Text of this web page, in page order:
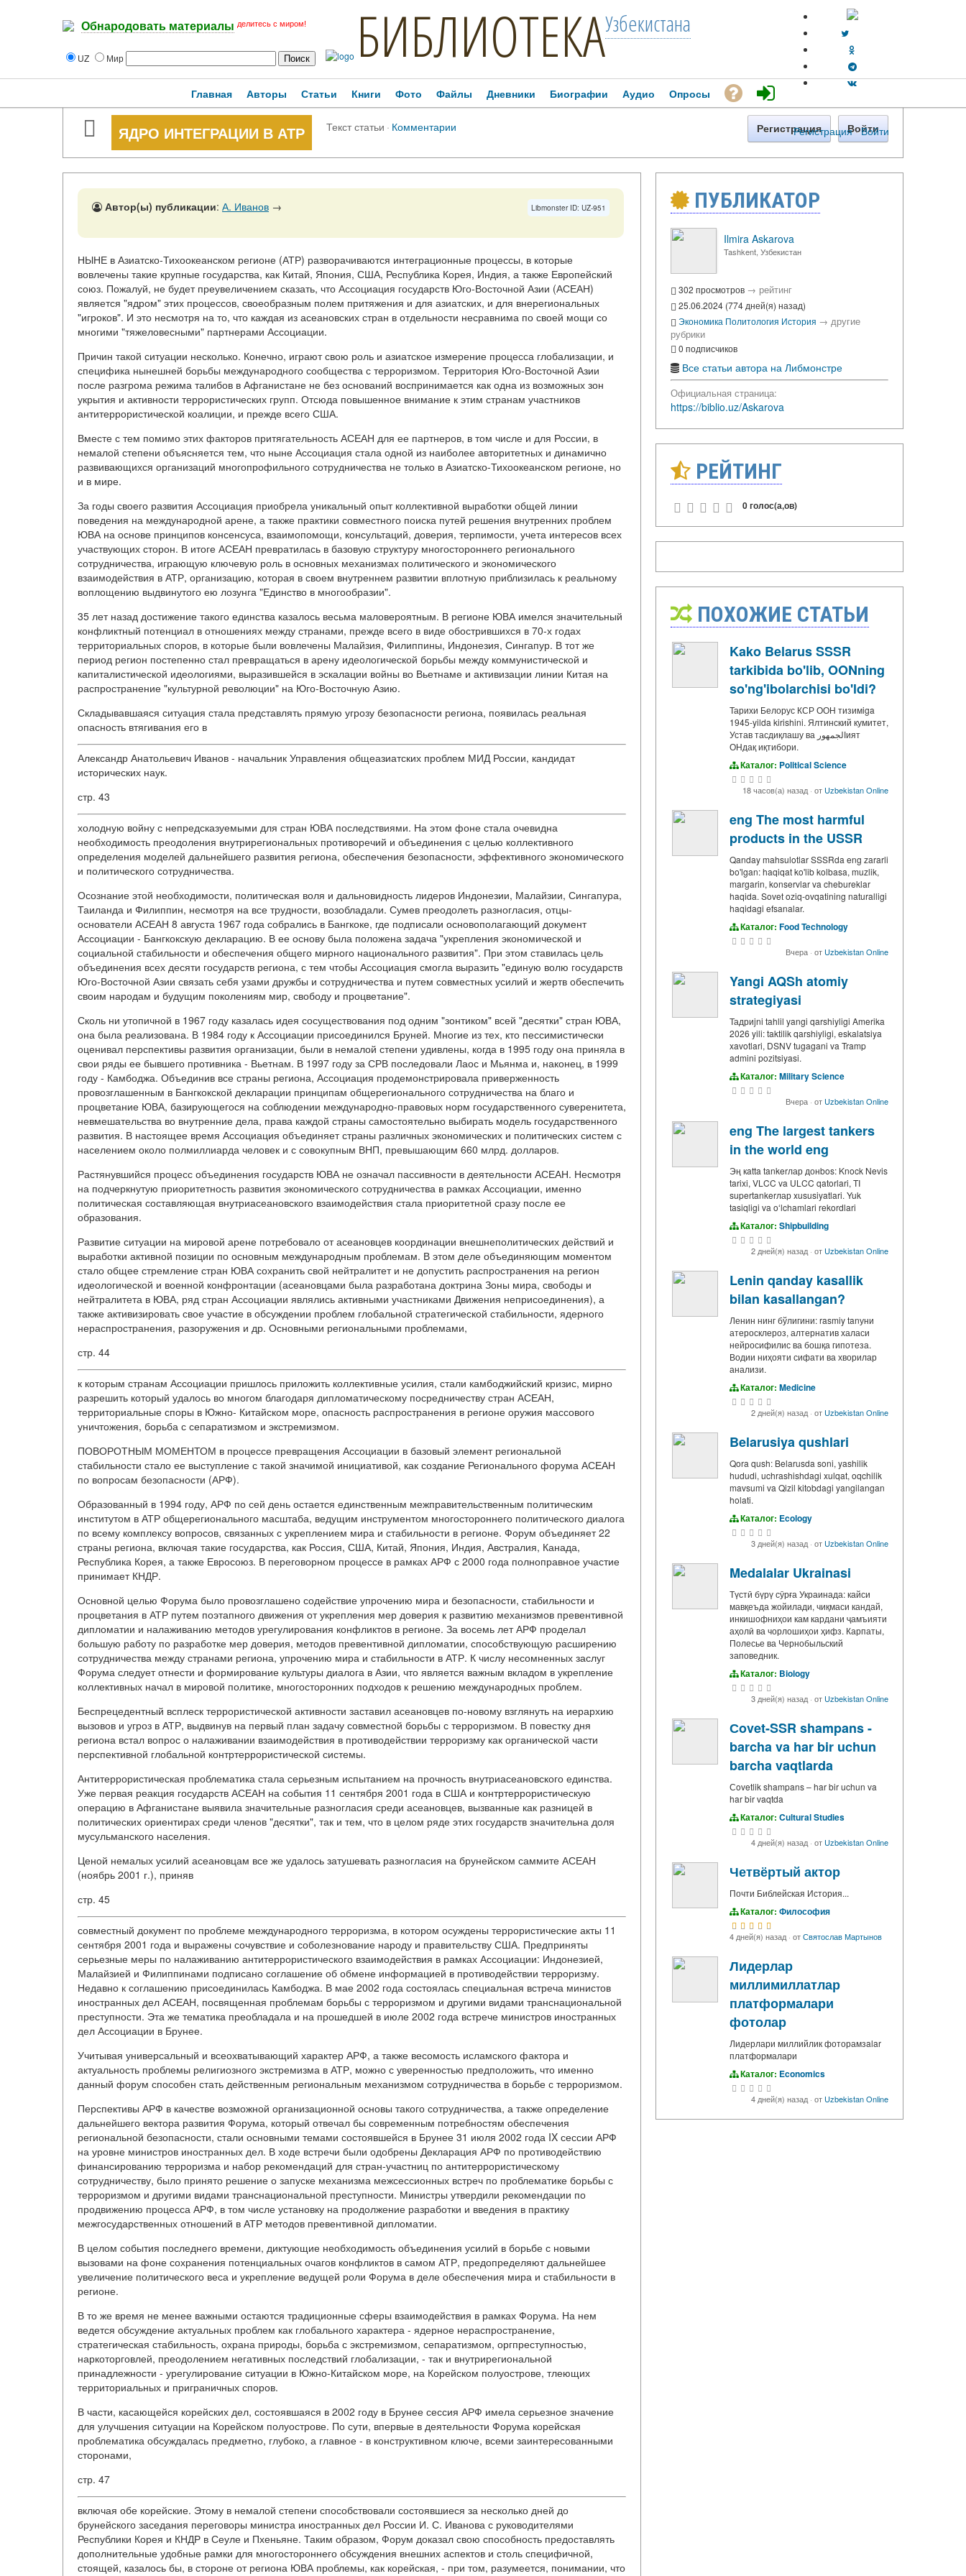
Обнародовать материалы делитесь с миром!
UZ Мир БИБЛИОТЕКАУзбекистана
Регистрация · Войти
Главная Авторы Статьи Книги Фото Файлы Дневники Биографии Аудио Опросы
ЯДРО ИНТЕГРАЦИИ В АТР Текст статьи · Комментарии Регистрация Войти
Libmonster ID: UZ-951
Автор(ы) публикации: А. Иванов →
НЫНЕ в Азиатско-Тихоокеанском регионе (АТР) разворачиваются интеграционные процессы, в которые
вовлечены такие крупные государства, как Китай, Япония, США, Республика Корея, Индия, а также Европейский
союз. Пожалуй, не будет преувеличением сказать, что Ассоциация государств Юго-Восточной Азии (АСЕАН)
является "ядром" этих процессов, своеобразным полем притяжения и для азиатских, и для внерегиональных
"игроков". И это несмотря на то, что каждая из асеановских стран в отдельности несравнима по своей мощи со
многими "тяжеловесными" партнерами Ассоциации.
Причин такой ситуации несколько. Конечно, играют свою роль и азиатское измерение процесса глобализации, и
специфика нынешней борьбы международного сообщества с терроризмом. Территория Юго-Восточной Азии
после разгрома режима талибов в Афганистане не без оснований воспринимается как одна из возможных зон
укрытия и активности террористических групп. Отсюда повышенное внимание к этим странам участников
антитеррористической коалиции, и прежде всего США.
Вместе с тем помимо этих факторов притягательность АСЕАН для ее партнеров, в том числе и для России, в
немалой степени объясняется тем, что ныне Ассоциация стала одной из наиболее авторитетных и динамично
развивающихся организаций многопрофильного сотрудничества не только в Азиатско-Тихоокеанском регионе, но
и в мире.
За годы своего развития Ассоциация приобрела уникальный опыт коллективной выработки общей линии
поведения на международной арене, а также практики совместного поиска путей решения внутренних проблем
ЮВА на основе принципов консенсуса, взаимопомощи, консультаций, доверия, терпимости, учета интересов всех
участвующих сторон. В итоге АСЕАН превратилась в базовую структуру многостороннего регионального
сотрудничества, играющую ключевую роль в основных механизмах политического и экономического
взаимодействия в АТР, организацию, которая в своем внутреннем развитии вплотную приблизилась к реальному
воплощению выдвинутого ею лозунга "Единство в многообразии".
35 лет назад достижение такого единства казалось весьма маловероятным. В регионе ЮВА имелся значительный
конфликтный потенциал в отношениях между странами, прежде всего в виде обострившихся в 70-х годах
территориальных споров, в которые были вовлечены Малайзия, Филиппины, Индонезия, Сингапур. В тот же
период регион постепенно стал превращаться в арену идеологической борьбы между коммунистической и
капиталистической идеологиями, выразившейся в эскалации войны во Вьетнаме и активизации линии Китая на
распространение "культурной революции" на Юго-Восточную Азию.
Складывавшаяся ситуация стала представлять прямую угрозу безопасности региона, появилась реальная
опасность втягивания его в
Александр Анатольевич Иванов - начальник Управления общеазиатских проблем МИД России, кандидат
исторических наук.
стр. 43
холодную войну с непредсказуемыми для стран ЮВА последствиями. На этом фоне стала очевидна
необходимость преодоления внутрирегиональных противоречий и объединения с целью коллективного
определения моделей дальнейшего развития региона, обеспечения безопасности, эффективного экономического
и политического сотрудничества.
Осознание этой необходимости, политическая воля и дальновидность лидеров Индонезии, Малайзии, Сингапура,
Таиланда и Филиппин, несмотря на все трудности, возобладали. Сумев преодолеть разногласия, отцы-
основатели АСЕАН 8 августа 1967 года собрались в Бангкоке, где подписали основополагающий документ
Ассоциации - Бангкокскую декларацию. В ее основу была положена задача "укрепления экономической и
социальной стабильности и обеспечения общего мирного национального развития". При этом ставилась цель
объединения всех десяти государств региона, с тем чтобы Ассоциация смогла выразить "единую волю государств
Юго-Восточной Азии связать себя узами дружбы и сотрудничества и путем совместных усилий и жертв обеспечить
своим народам и будущим поколениям мир, свободу и процветание".
Сколь ни утопичной в 1967 году казалась идея сосуществования под одним "зонтиком" всей "десятки" стран ЮВА,
она была реализована. В 1984 году к Ассоциации присоединился Бруней. Многие из тех, кто пессимистически
оценивал перспективы развития организации, были в немалой степени удивлены, когда в 1995 году она приняла в
свои ряды ее бывшего противника - Вьетнам. В 1997 году за СРВ последовали Лаос и Мьянма и, наконец, в 1999
году - Камбоджа. Объединив все страны региона, Ассоциация продемонстрировала приверженность
провозглашенным в Бангкокской декларации принципам общерегионального сотрудничества на благо и
процветание ЮВА, базирующегося на соблюдении международно-правовых норм государственного суверенитета,
невмешательства во внутренние дела, права каждой страны самостоятельно выбирать модель государственного
развития. В настоящее время Ассоциация объединяет страны различных экономических и политических систем с
населением около полмиллиарда человек и с совокупным ВНП, превышающим 660 млрд. долларов.
Растянувшийся процесс объединения государств ЮВА не означал пассивности в деятельности АСЕАН. Несмотря
на подчеркнутую приоритетность развития экономического сотрудничества в рамках Ассоциации, именно
политическая составляющая внутриасеановского взаимодействия стала приоритетной сразу после ее
образования.
Развитие ситуации на мировой арене потребовало от асеановцев координации внешнеполитических действий и
выработки активной позиции по основным международным проблемам. В этом деле объединяющим моментом
стало общее стремление стран ЮВА сохранить свой нейтралитет и не допустить распространения на регион
идеологической и военной конфронтации (асеановцами была разработана доктрина Зоны мира, свободы и
нейтралитета в ЮВА, ряд стран Ассоциации являлись активными участниками Движения неприсоединения), а
также активизировать свое участие в обсуждении проблем глобальной стратегической стабильности, ядерного
нераспространения, разоружения и др. Основными региональными проблемами,
стр. 44
к которым странам Ассоциации пришлось приложить коллективные усилия, стали камбоджийский кризис, мирно
разрешить который удалось во многом благодаря дипломатическому посредничеству стран АСЕАН,
территориальные споры в Южно- Китайском море, опасность распространения в регионе оружия массового
уничтожения, борьба с сепаратизмом и экстремизмом.
ПОВОРОТНЫМ МОМЕНТОМ в процессе превращения Ассоциации в базовый элемент региональной
стабильности стало ее выступление с такой значимой инициативой, как создание Регионального форума АСЕАН
по вопросам безопасности (АРФ).
Образованный в 1994 году, АРФ по сей день остается единственным межправительственным политическим
институтом в АТР общерегионального масштаба, ведущим инструментом многостороннего политического диалога
по всему комплексу вопросов, связанных с укреплением мира и стабильности в регионе. Форум объединяет 22
страны региона, включая такие государства, как Россия, США, Китай, Япония, Индия, Австралия, Канада,
Республика Корея, а также Евросоюз. В переговорном процессе в рамках АРФ с 2000 года полноправное участие
принимает КНДР.
Основной целью Форума было провозглашено содействие упрочению мира и безопасности, стабильности и
процветания в АТР путем поэтапного движения от укрепления мер доверия к развитию механизмов превентивной
дипломатии и налаживанию методов урегулирования конфликтов в регионе. За восемь лет АРФ проделал
большую работу по разработке мер доверия, методов превентивной дипломатии, способствующую расширению
сотрудничества между странами региона, упрочению мира и стабильности в АТР. К числу несомненных заслуг
Форума следует отнести и формирование культуры диалога в Азии, что является важным вкладом в укрепление
коллективных начал в мировой политике, многосторонних подходов к решению международных проблем.
Беспрецедентный всплеск террористической активности заставил асеановцев по-новому взглянуть на иерархию
вызовов и угроз в АТР, выдвинув на первый план задачу совместной борьбы с терроризмом. В повестку дня
региона встал вопрос о налаживании взаимодействия в противодействии терроризму как органической части
перспективной глобальной контртеррористической системы.
Антитеррористическая проблематика стала серьезным испытанием на прочность внутриасеановского единства.
Уже первая реакция государств АСЕАН на события 11 сентября 2001 года в США и контртеррористическую
операцию в Афганистане выявила значительные разногласия среди асеановцев, вызванные как разницей в
политических ориентирах среди членов "десятки", так и тем, что в целом ряде этих государств значительна доля
мусульманского населения.
Ценой немалых усилий асеановцам все же удалось затушевать разногласия на брунейском саммите АСЕАН
(ноябрь 2001 г.), приняв
стр. 45
совместный документ по проблеме международного терроризма, в котором осуждены террористические акты 11
сентября 2001 года и выражены сочувствие и соболезнование народу и правительству США. Предприняты
серьезные меры по налаживанию антитеррористического взаимодействия в рамках Ассоциации: Индонезией,
Малайзией и Филиппинами подписано соглашение об обмене информацией в противодействии терроризму.
Недавно к соглашению присоединилась Камбоджа. В мае 2002 года состоялась специальная встреча министов
иностранных дел АСЕАН, посвященная проблемам борьбы с терроризмом и другими видами транснациональной
преступности. Эта же тематика преобладала и на прошедшей в июле 2002 года встрече министров иностранных
дел Ассоциации в Брунее.
Учитывая универсальный и всеохватывающий характер АРФ, а также весомость исламского фактора и
актуальность проблемы религиозного экстремизма в АТР, можно с уверенностью предположить, что именно
данный форум способен стать действенным региональным механизмом сотрудничества в борьбе с терроризмом.
Перспективы АРФ в качестве возможной организационной основы такого сотрудничества, а также определение
дальнейшего вектора развития Форума, который отвечал бы современным потребностям обеспечения
региональной безопасности, стали основными темами состоявшейся в Брунее 31 июля 2002 года IX сессии АРФ
на уровне министров иностранных дел. В ходе встречи были одобрены Декларация АРФ по противодействию
финансированию терроризма и набор рекомендаций для стран-участниц по антитеррористическому
сотрудничеству, было принято решение о запуске механизма межсессионных встреч по проблематике борьбы с
терроризмом и другими видами транснациональной преступности. Министры утвердили рекомендации по
продвижению процесса АРФ, в том числе установку на продолжение разработки и введения в практику
межгосударственных отношений в АТР методов превентивной дипломатии.
В целом события последнего времени, диктующие необходимость объединения усилий в борьбе с новыми
вызовами на фоне сохранения потенциальных очагов конфликтов в самом АТР, предопределяют дальнейшее
увеличение политического веса и укрепление ведущей роли Форума в деле обеспечения мира и стабильности в
регионе.
В то же время не менее важными остаются традиционные сферы взаимодействия в рамках Форума. На нем
ведется обсуждение актуальных проблем как глобального характера - ядерное нераспространение,
стратегическая стабильность, охрана природы, борьба с экстремизмом, сепаратизмом, оргпреступностью,
наркоторговлей, преодолением негативных последствий глобализации, - так и внутрирегиональной
принадлежности - урегулирование ситуации в Южно-Китайском море, на Корейском полуострове, тлеющих
территориальных и приграничных споров.
В части, касающейся корейских дел, состоявшаяся в 2002 году в Брунее сессия АРФ имела серьезное значение
для улучшения ситуации на Корейском полуострове. По сути, впервые в деятельности Форума корейская
проблематика обсуждалась предметно, глубоко, а главное - в конструктивном ключе, всеми заинтересованными
сторонами,
стр. 47
включая обе корейские. Этому в немалой степени способствовали состоявшиеся за несколько дней до
брунейского заседания переговоры министра иностранных дел России И. С. Иванова с руководителями
Республики Корея и КНДР в Сеуле и Пхеньяне. Таким образом, Форум доказал свою способность предоставлять
дополнительные удобные рамки для многостороннего обсуждения внешних аспектов и столь специфичной,
стоящей, казалось бы, в стороне от региона ЮВА проблемы, как корейская, - при том, разумеется, понимании, что
ПУБЛИКАТОР
Ilmira Askarova
Tashkent, Узбекистан
302 просмотров → рейтинг
25.06.2024 (774 дней(я) назад)
Экономика Политология История → другие
рубрики
0 подписчиков
Все статьи автора на Либмонстре
Официальная страница:
https://biblio.uz/Askarova
РЕЙТИНГ
0 голос(а,ов)
ПОХОЖИЕ СТАТЬИ
Kako Belarus SSSR
tarkibida bo'lib, OONning
so'ng'ibolarchisi bo'ldi?
Тарихи Белорус КСР ООН тизимiga
1945-yilda kirishini. Ялтинский кумитет,
Устав тасдиқлашу ва الجمهورият
ОНдақ иқтибори.
Каталог: Political Science
18 часов(а) назад· от Uzbekistan Online
eng The most harmful
products in the USSR
Qanday mahsulotlar SSSRda eng zararli
bo'lgan: haqiqat ko'lib kolbasa, muzlik,
margarin, konservlar va chebureklar
haqida. Sovet oziq-ovqatining naturalligi
haqidagi efsanalar.
Каталог: Food Technology
Вчера · от Uzbekistan Online
Yangi AQSh atomiy
strategiyasi
Тадриjni tahlil yangi qarshiyligi Amerika
2026 yili: taktilik qarshiyligi, eskalatsiya
xavotlari, DSNV tugagani va Tramp
admini pozitsiyasi.
Каталог: Military Science
Вчера · от Uzbekistan Online
eng The largest tankers
in the world eng
Эң кatta tankerлар донbos: Knock Nevis
tarixi, VLCC va ULCC qatorlari, TI
supertankerлар xususiyatlari. Yuk
tasiqligi va oʻlchamlari rekordlari
Каталог: Shipbuilding
2 дней(я) назад· от Uzbekistan Online
Lenin qanday kasallik
bilan kasallangan?
Ленин нинг бўлигини: rasmiy tanуни
атеросклероз, алтернатив халаси
нейросифилис ва бошқа гипотеза.
Водии ниҳояти сифати ва хворилар
анализи.
Каталог: Medicine
2 дней(я) назад· от Uzbekistan Online
Belarusiya qushlari
Qora qush: Belarusda soni, yashilik
hududi, uchrashishdagi xulqat, oqchilik
mavsumi va Qizil kitobdagi yangilangan
holati.
Каталог: Ecology
3 дней(я) назад· от Uzbekistan Online
Medalalar Ukrainasi
Түстӣ бүрү сӯрға Украинада: кайси
мавқеъда жойилади, чиқмаси кандай,
инкишофниҳои кам кардани ҷамъияти
аҳолӣ ва чорлошиҳои ҳифз. Карпаты,
Полесье ва Чернобыльский
заповедник.
Каталог: Biology
3 дней(я) назад· от Uzbekistan Online
Сovet-SSR shampans -
barcha va har bir uchun
barcha vaqtlarda
Сovetlik shampans – har bir uchun va
har bir vaqtda
Каталог: Cultural Studies
4 дней(я) назад· от Uzbekistan Online
Четвёртый актор
Почти Библейская История...
Каталог: Философия
4 дней(я) назад· отСвятослав Мартынов
Лидерлар
миллимиллатлар
платформалари
фотолар
Лидерлари миллийлик фоторамзalar
платформалари
Каталог: Economics
4 дней(я) назад· от Uzbekistan Online